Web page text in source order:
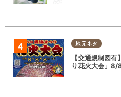
地元ネタ
【交通規制図
り花火大会」8/